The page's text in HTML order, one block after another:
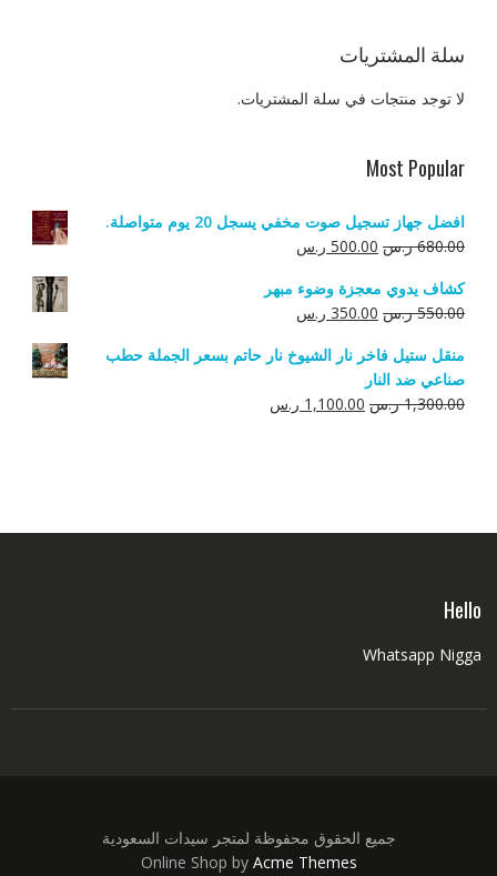
سلة المشتريات
لا توجد منتجات في سلة المشتريات.
Most Popular
افضل جهاز تسجيل صوت مخفي يسجل 20 يوم متواصلة.
680.00 ر.س السعر
هو:
680.00 ر.س.
500.00 ر.سالسعر
هو:
500.00 ر.س.
كشاف يدوي معجزة وضوء مبهر
550.00 ر.س السعر
هو:
550.00 ر.س.
350.00 ر.سالسعر
هو:
منقل ستيل فاخر نار الشيوخ نار حاتم بسعر الجملة حطب
صناعي ضد النار
1,300.00 ر.س السعر
1,100.00 ر.سالسعر
Hello
Whatsapp Nigga
جميع الحقوق محفوظة لمتجر سيدات السعودية
Online Shop by Acme Themes